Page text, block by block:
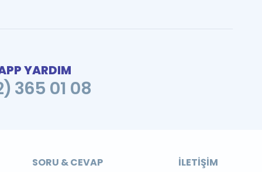
YARDIM
365 01 08
SORU & CEVAP İLETIŞIM